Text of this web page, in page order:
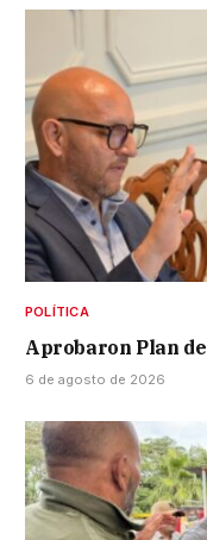
POLÍTICA
Aprobaron Plan
6 de agosto de 2026